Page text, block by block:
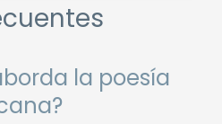
la poesía